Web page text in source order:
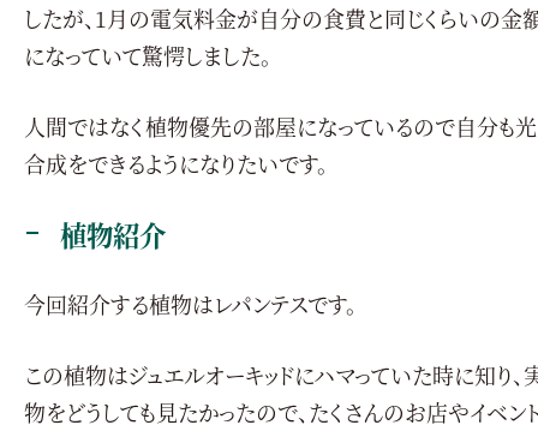
したが、1月の電気料金が自分の食費と同じくらいの金
になっていて驚愕しました。
人間ではなく植物優先の部屋になっているので自分も光
合成をできるようになりたいです。
植物紹介
今回紹介する植物はレパンテスです。
この植物はジュエルオーキッドにハマっていた時に知り、
物をどうしても見たかったので、たくさんのお店やイベン